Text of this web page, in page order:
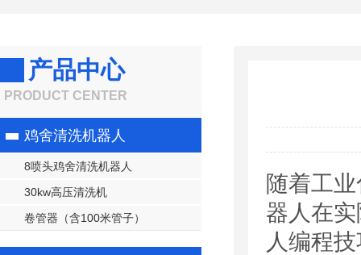
产品中心
PRODUCT CENTER
鸡舍清洗机器人
8喷头鸡舍清洗机器人
30kw高压清洗机
卷管器（含100米管子）
随着工
器人在
人编程